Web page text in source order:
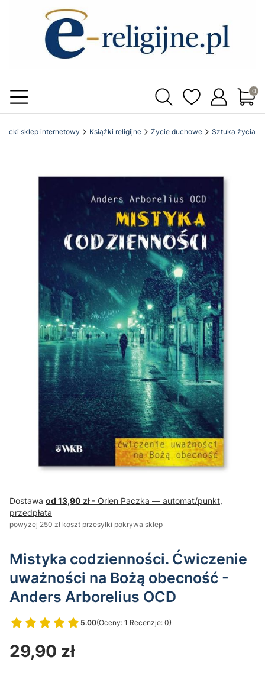
sklep internetowy Książki religijne Życie duchowe Sztuka życia
Dostawa od 13,90 zł - Orlen Paczka — automat/punkt,
przedpłata
powyżej 250 zł koszt przesyłki pokrywa sklep
Mistyka codzienności. Ćwiczenie
uważności na Bożą obecność -
Anders Arborelius OCD
5.00(Oceny: 1 Recenzje: 0)
Przejdź do sekcji Opinie
Cena
29,90 zł